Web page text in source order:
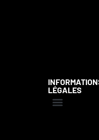
LÉGALES